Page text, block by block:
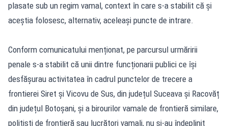
plasate sub un regim vamal, context în care s-a stabilit că și
aceștia folosesc, alternativ, aceleași puncte de intrare.
Conform comunicatului menționat, pe parcursul urmăririi
penale s-a stabilit că unii dintre funcționarii publici ce își
desfășurau activitatea în cadrul punctelor de trecere a
frontierei Siret și Vicovu de Sus, din județul Suceava și Racovăț
din județul Botoșani, și a birourilor vamale de frontieră similare,
polițiști de frontieră sau lucrători vamali, nu și-au îndeplinit